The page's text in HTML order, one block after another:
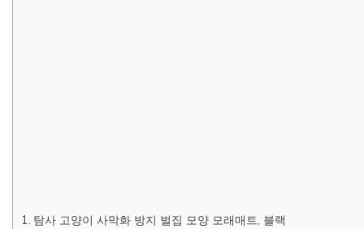
탐사 고양이 사막화 방지 벌집 모양 모래매트, 블랙